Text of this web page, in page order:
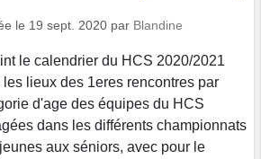
le 19 sept. 2020 par Blandine
le calendrier du HCS 2020/2021
les lieux des 1eres rencontres par
d'age des équipes du HCS
dans les différents championnats
aux séniors, avec pour le